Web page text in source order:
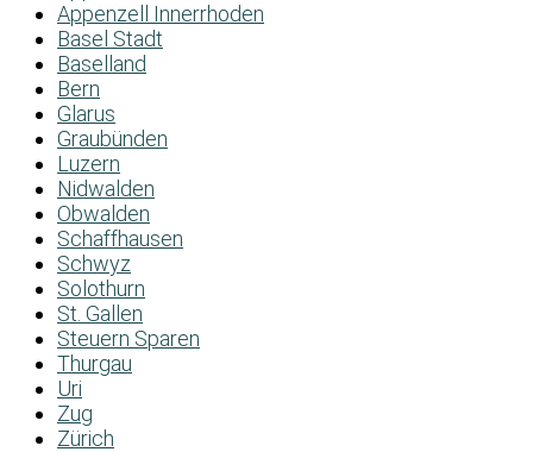
Appenzell Innerrhoden
Basel Stadt
Baselland
Bern
Glarus
Graubünden
Luzern
Nidwalden
Obwalden
Schaffhausen
Schwyz
Solothurn
St. Gallen
Steuern Sparen
Thurgau
Uri
Zug
Zürich